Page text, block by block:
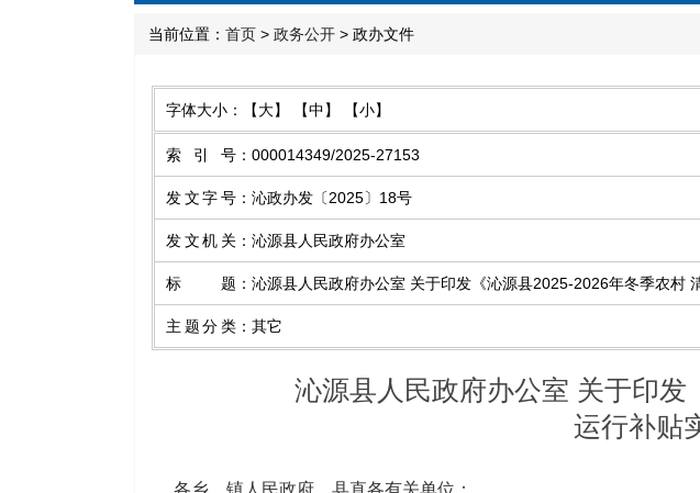
当前位置： 首页 > 政务公开 > 政办文件
字体大小： 【大】 【中】 【小】
索引号 ： 000014349/2025-27153
发文字号 ： 沁政办发〔2025〕18号
发文机关 ： 沁源县人民政府办公室
标题 ： 沁源县人民政府办公室 关于印发《沁源县2025-2026年冬季农村
主题分类 ： 其它
沁源县人民政府办公室 关于印
运行补贴
各乡、镇人民政府，县直各有关单位：